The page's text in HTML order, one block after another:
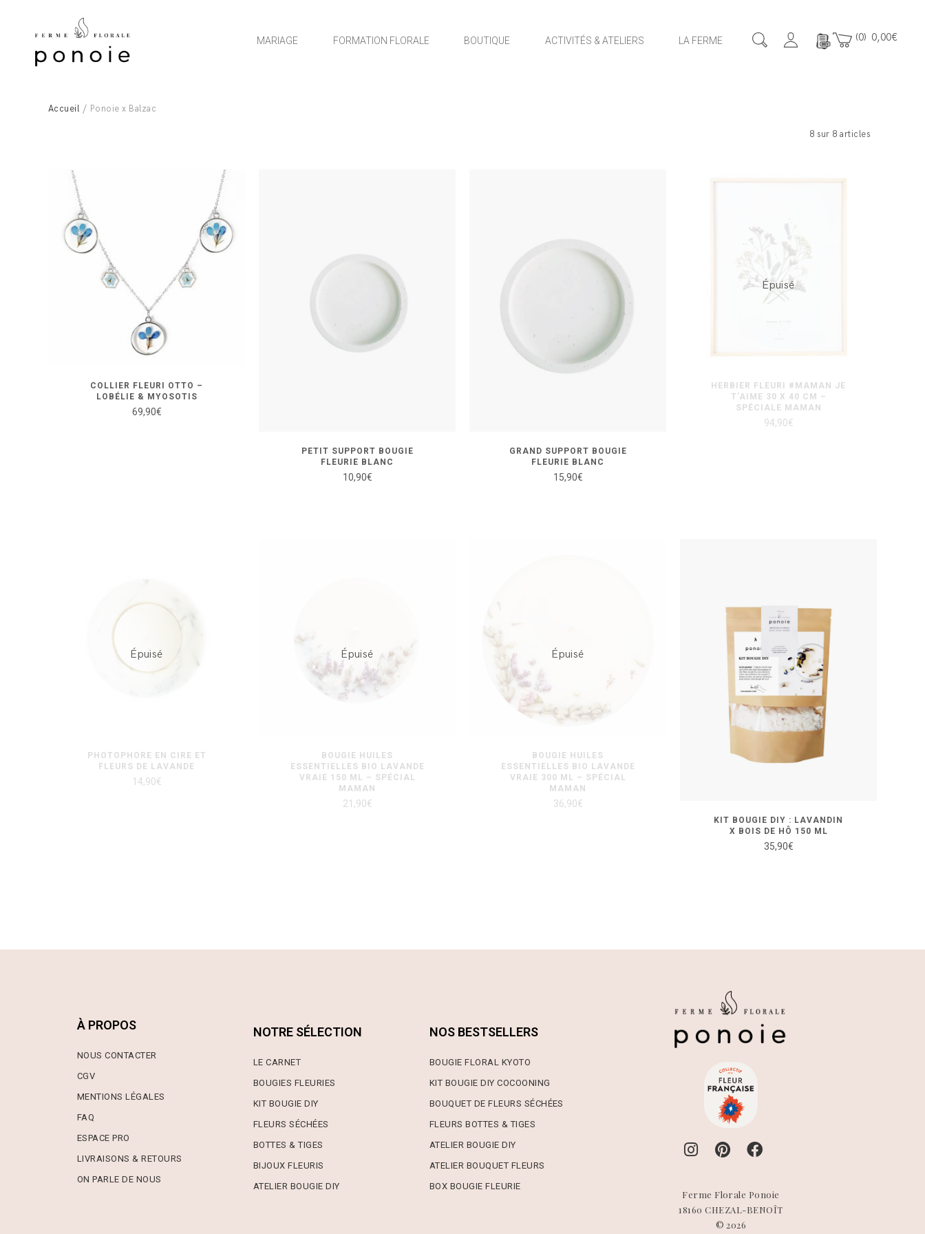
MARIAGE FORMATION FLORALE BOUTIQUE ACTIVITÉS & ATELIERS LA FERME 0 0,00€
Accueil / Ponoie x Balzac
8 sur 8 articles
COLLIER FLEURI OTTO –
LOBÉLIE & MYOSOTIS
69,90€
PETIT SUPPORT BOUGIE
FLEURIE BLANC
10,90€
GRAND SUPPORT BOUGIE
FLEURIE BLANC
15,90€
HERBIER FLEURI #MAMAN JE
T’AIME 30 X 40 CM –
SPÉCIALE MAMAN
94,90€
Épuisé
PHOTOPHORE EN CIRE ET
FLEURS DE LAVANDE
14,90€
Épuisé
BOUGIE HUILES
ESSENTIELLES BIO LAVANDE
VRAIE 150 ML – SPÉCIAL
MAMAN
21,90€
Épuisé
BOUGIE HUILES
ESSENTIELLES BIO LAVANDE
VRAIE 300 ML – SPÉCIAL
MAMAN
36,90€
Épuisé
KIT BOUGIE DIY : LAVANDIN
X BOIS DE HÔ 150 ML
35,90€
À PROPOS
NOUS CONTACTER
CGV
MENTIONS LÉGALES
FAQ
ESPACE PRO
LIVRAISONS & RETOURS
ON PARLE DE NOUS
NOTRE SÉLECTION
LE CARNET
BOUGIES FLEURIES
KIT BOUGIE DIY
FLEURS SÉCHÉES
BOTTES & TIGES
BIJOUX FLEURIS
ATELIER BOUGIE DIY
NOS BESTSELLERS
BOUGIE FLORAL KYOTO
KIT BOUGIE DIY COCOONING
BOUQUET DE FLEURS SÉCHÉES
FLEURS BOTTES & TIGES
ATELIER BOUGIE DIY
ATELIER BOUQUET FLEURS
BOX BOUGIE FLEURIE
Ferme Florale Ponoie
18160 CHEZAL-BENOÎT
© 2026